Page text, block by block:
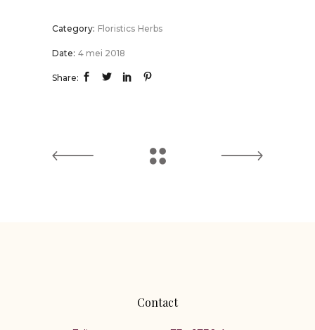
Category: Floristics Herbs
Date: 4 mei 2018
Share:
Contact